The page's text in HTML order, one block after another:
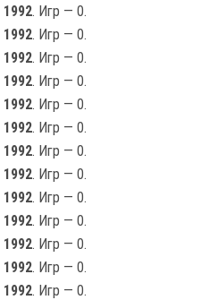
1992. Игр — 0.
1992. Игр — 0.
1992. Игр — 0.
1992. Игр — 0.
1992. Игр — 0.
1992. Игр — 0.
1992. Игр — 0.
1992. Игр — 0.
1992. Игр — 0.
1992. Игр — 0.
1992. Игр — 0.
1992. Игр — 0.
1992. Игр — 0.